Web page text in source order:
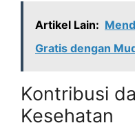
Artikel Lain:
Gratis dengan
Kontribusi
Kesehatan